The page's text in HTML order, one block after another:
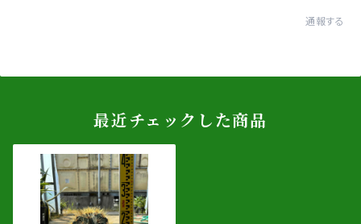
通報する
最近チェックした商品